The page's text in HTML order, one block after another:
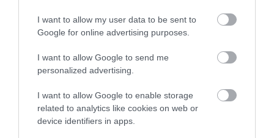
I want to allow my user data to be sent to
Google for online advertising purposes.
I want to allow Google to send me
personalized advertising.
I want to allow Google to enable storage
related to analytics like cookies on web or
device identifiers in apps.